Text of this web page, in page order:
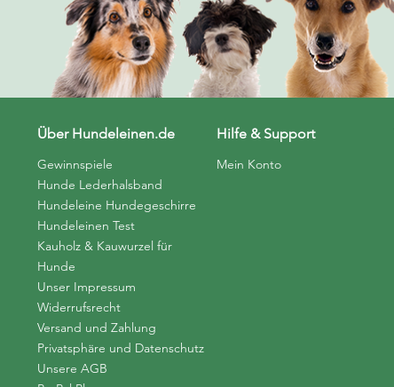
Über Hundeleinen.de
Gewinnspiele
Hunde Lederhalsband
Hundeleine Hundegeschirre
Hundeleinen Test
Kauholz & Kauwurzel für
Hunde
Unser Impressum
Widerrufsrecht
Versand und Zahlung
Privatsphäre und Datenschutz
Unsere AGB
Hilfe & Support
Mein Konto